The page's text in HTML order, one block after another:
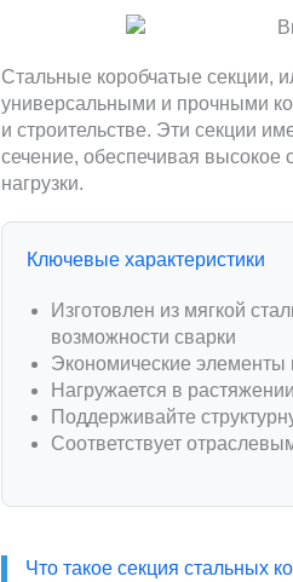
Стальные коробчатые секции,
универсальными и прочными
и строительстве. Эти секции
сечение, обеспечивая высокое
нагрузки.
Ключевые характеристики
Изготовлен из мягкой
возможности сварки
Экономические элементы
Нагружается в
Поддерживайте
Соответствует
Что такое секция стальных